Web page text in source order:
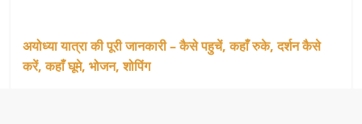
अयोध्या यात्रा की पूरी जानकारी – कैसे पहुचें, कहाँ रुके, दर्शन कैसे
करें, कहाँ घूमे, भोजन, शोपिंग